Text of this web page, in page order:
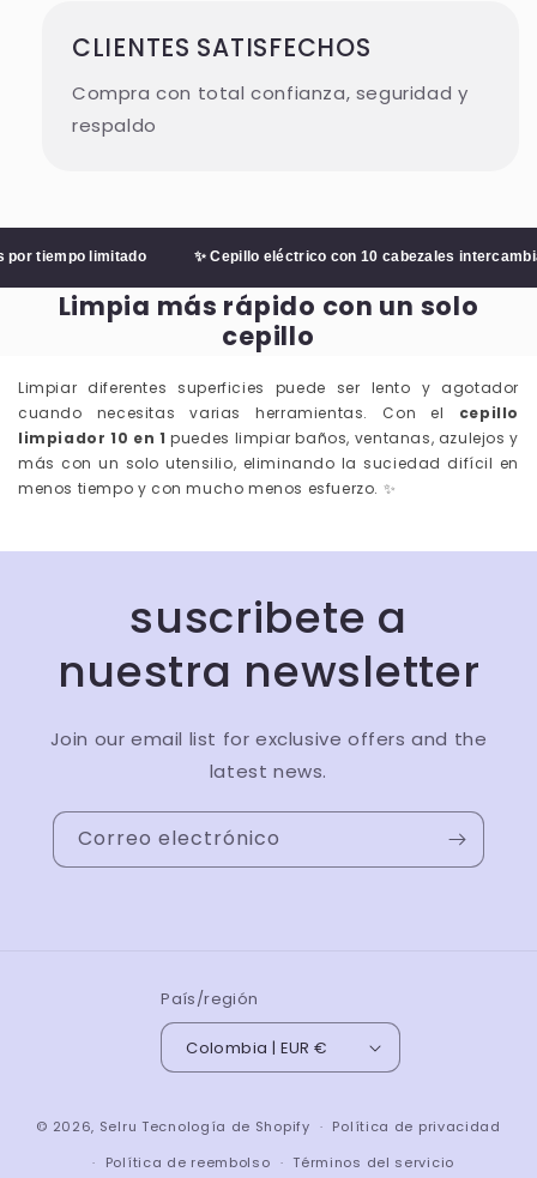
compras favoritas últimamente.
— Camila Ortega
CLIENTES SATISFECHOS
Compra con total confianza, seguridad y
respaldo
limitado ✨ Cepillo eléctrico con 10 cabezales intercambiables
Limpia más rápido con un solo
cepillo
Limpiar diferentes superficies puede ser lento y agotador
cuando necesitas varias herramientas. Con el cepillo
limpiador 10 en 1 puedes limpiar baños, ventanas, azulejos y
más con un solo utensilio, eliminando la suciedad difícil en
menos tiempo y con mucho menos esfuerzo. ✨
suscribete a
nuestra newsletter
Join our email list for exclusive offers and the
latest news.
Correo electrónico
País/región
Colombia | EUR €
© 2026, Selru Tecnología de Shopify
Política de privacidad
Política de reembolso
Términos del servicio